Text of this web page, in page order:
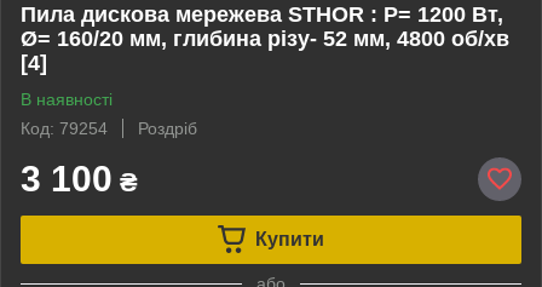
Пила дискова мережева STHOR : P= 1200 Вт,
Ø= 160/20 мм, глибина різу- 52 мм, 4800 об/хв
[4]
В наявності
Код: 79254
Роздріб
3 100 ₴
Купити
або